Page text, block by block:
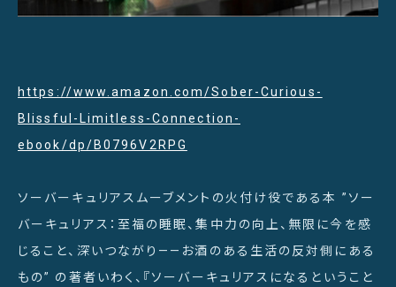
https://www.amazon.com/Sober-Curious-
Blissful-Limitless-Connection-
ebook/dp/B0796V2RPG
ソーバーキュリアスムーブメントの火付け役である本 ”ソー
バーキュリアス：至福の睡眠、集中力の向上、無限に今を感
じること、深いつながり——お酒のある生活の反対側にある
もの” の著者いわく、『ソーバーキュリアスになるということ